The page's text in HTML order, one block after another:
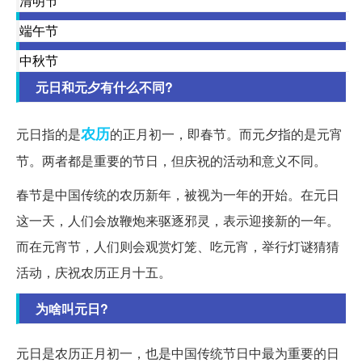
端午节
中秋节
元日和元夕有什么不同?
元日指的是农历的正月初一，即春节。而元夕指的是元宵
节。两者都是重要的节日，但庆祝的活动和意义不同。
春节是中国传统的农历新年，被视为一年的开始。在元日
这一天，人们会放鞭炮来驱逐邪灵，表示迎接新的一年。
而在元宵节，人们则会观赏灯笼、吃元宵，举行灯谜猜猜
活动，庆祝农历正月十五。
为啥叫元日?
元日是农历正月初一，也是中国传统节日中最为重要的日